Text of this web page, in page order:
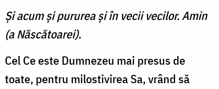
Şi acum şi pururea şi în vecii vecilor. Amin
(a Născătoarei).
Cel Ce este Dumnezeu mai presus de
toate, pentru milostivirea Sa, vrând să